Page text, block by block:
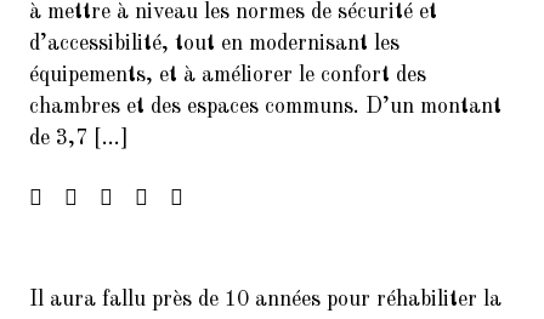
langue française et de la
Francophonie
4.
FORUM DES ASSOCIATIONS DU
14 SEPTEMBRE 2024 PARIS
75014
5.
Forum de rentrée de la Mairie
septembre 2025 Paris 7014
à mettre à niveau les normes de sécurité et
d’accessibilité, tout en modernisant les
équipements, et à améliorer le confort des
chambres et des espaces communs. D’un montant
de 3,7 […]
Il aura fallu près de 10 années pour réhabiliter la